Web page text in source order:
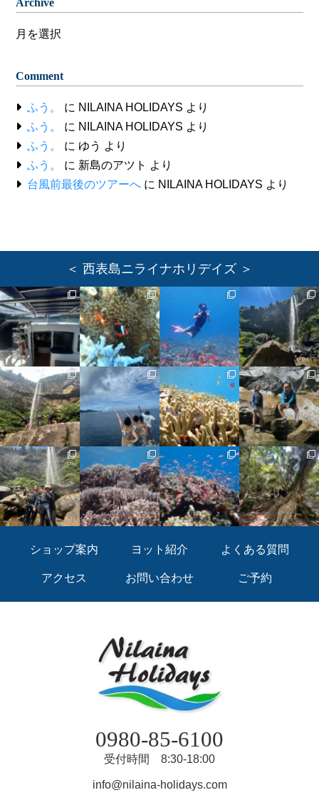
Archive
Archive
Comment
ふう。 に NILAINA HOLIDAYS より
ふう。
に NILAINA HOLIDAYS より
ふう。
に ゆう より
ふう。
に 新島のアツト より
台風前最後のツアーへ に NILAINA HOLIDAYS より
＜ 西表島ニライナホリデイズ ＞
ショップ案内 ヨット紹介 よくある質問
アクセス お問い合わせ ご予約
0980-85-6100
受付時間 8:30-18:00
info@nilaina-holidays.com